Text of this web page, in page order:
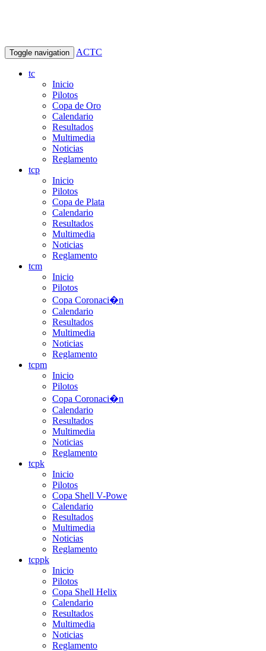
Toggle navigation ACTC
tc
Inicio
Pilotos
Copa de Oro
Calendario
Resultados
Multimedia
Noticias
Reglamento
tcp
Inicio
Pilotos
Copa de Plata
Calendario
Resultados
Multimedia
Noticias
Reglamento
tcm
Inicio
Pilotos
Copa Coronaci�n
Calendario
Resultados
Multimedia
Noticias
Reglamento
tcpm
Inicio
Pilotos
Copa Coronaci�n
Calendario
Resultados
Multimedia
Noticias
Reglamento
tcpk
Inicio
Pilotos
Copa Shell V-Powe
Calendario
Resultados
Multimedia
Noticias
Reglamento
tcppk
Inicio
Pilotos
Copa Shell Helix
Calendario
Resultados
Multimedia
Noticias
Reglamento